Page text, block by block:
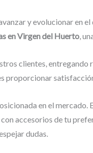
y evolucionar en
en Virgen del Huerto,
clientes,
proporcionar
en el mercado.
accesorios de tu
dudas.